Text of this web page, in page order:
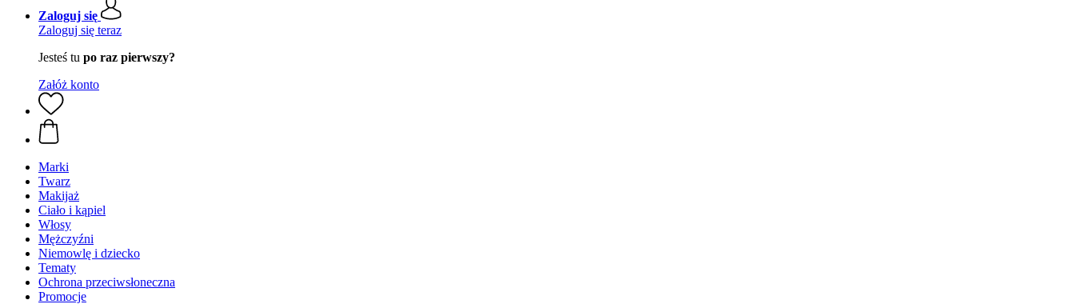
Zaloguj się
Zaloguj się teraz
Jesteś tu po raz pierwszy?
Załóż konto
Marki
Twarz
Makijaż
Ciało i kąpiel
Włosy
Mężczyźni
Niemowlę i dziecko
Tematy
Ochrona przeciwsłoneczna
Promocje